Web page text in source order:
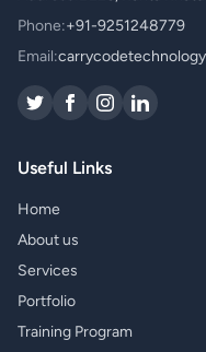
Phone:+91-9251248779
Email:
Useful Links
Home
About us
Services
Portfolio
Training Program